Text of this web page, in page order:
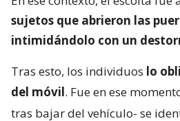
sujetos que abrieron las
intimidándolo con un
Tras esto, los individuos lo
del móvil. Fue en ese
tras bajar del vehículo- se